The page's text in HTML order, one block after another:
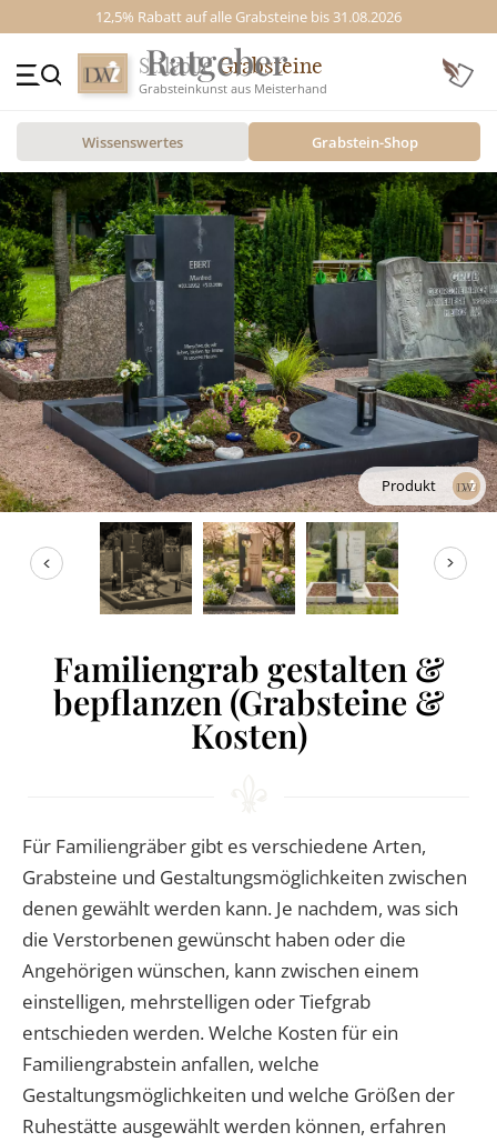
12,5% Rabatt auf alle Grabsteine bis 31.08.2026
Kontakt
GRABSTEINE
STILE
MOTIVE
MATERIAL
ÜBER UNS
VIDEOS
RATGEBER
KONTAKT
REFERENZEN
StilvolleGrabsteine
Grabsteinkunst aus Meisterhand
Wissenswertes Grabstein-Shop
Produkt
Familiengrab gestalten &
bepflanzen (Grabsteine &
Kosten)
Für Familiengräber gibt es verschiedene Arten,
Grabsteine und Gestaltungsmöglichkeiten zwischen
denen gewählt werden kann. Je nachdem, was sich
die Verstorbenen gewünscht haben oder die
Angehörigen wünschen, kann zwischen einem
einstelligen, mehrstelligen oder Tiefgrab
entschieden werden. Welche Kosten für ein
Familiengrabstein anfallen, welche
Gestaltungsmöglichkeiten und welche Größen der
Ruhestätte ausgewählt werden können, erfahren